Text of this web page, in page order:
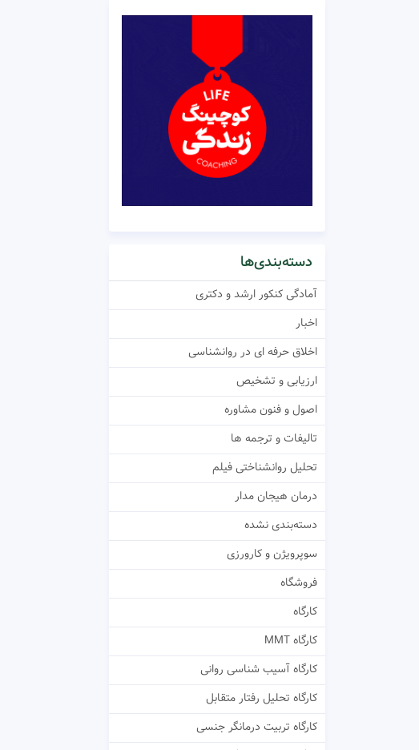
دسته‌بندی‌ها
آمادگی کنکور ارشد و دکتری
اخبار
اخلاق حرفه ای در روانشناسی
ارزیابی و تشخیص
اصول و فنون مشاوره
تالیفات و ترجمه ها
تحلیل روانشناختی فیلم
درمان هیجان مدار
دسته‌بندی نشده
سوپرویژن و کارورزی
فروشگاه
کارگاه
کارگاه MMT
کارگاه آسیب شناسی روانی
کارگاه تحلیل رفتار متقابل
کارگاه تربیت درمانگر جنسی